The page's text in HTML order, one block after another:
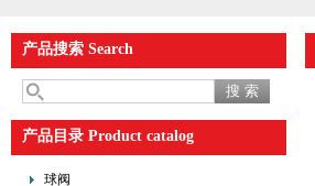
产品搜索 Search
产品目录 Product catalog
球阀